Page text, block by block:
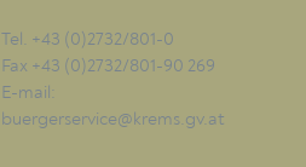
Tel. +43 (0)2732/801-0
Fax +43 (0)2732/801-90 269
E-mail:
buergerservice@krems.gv.at